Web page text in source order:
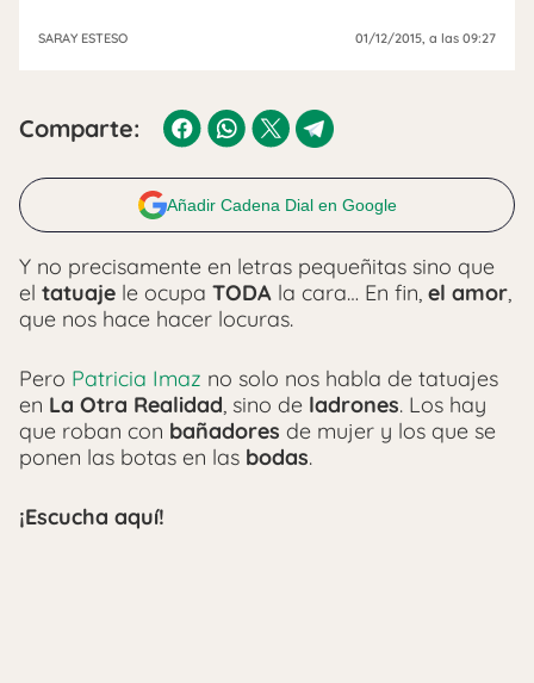
SARAY ESTESO 01/12/2015 , a las 09:27
Comparte:
Añadir Cadena Dial en Google
Y no precisamente en letras pequeñitas sino que
el tatuaje le ocupa TODA la cara… En fin, el amor,
que nos hace hacer locuras.
Pero Patricia Imaz no solo nos habla de tatuajes
en La Otra Realidad, sino de ladrones. Los hay
que roban con bañadores de mujer y los que se
ponen las botas en las bodas.
¡Escucha aquí!